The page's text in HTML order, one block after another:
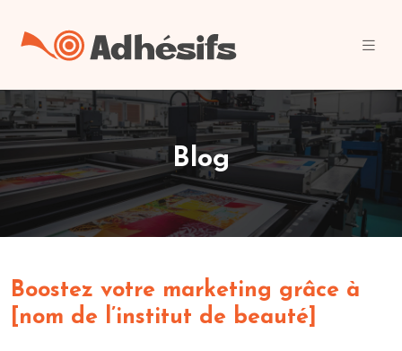
Blog
Boostez votre marketing grâce à
[nom de l’institut de beauté]